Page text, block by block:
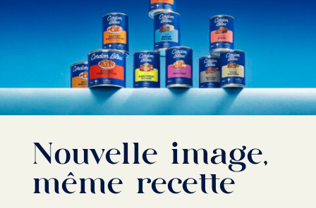
Nouvelle image,
même recette​